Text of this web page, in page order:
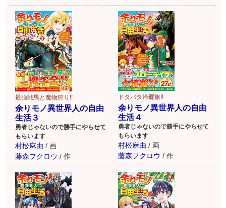
最強戦馬と魔物狩り!!
余りモノ異世界人の自由
生活３
勇者じゃないので勝手にやらせて
もらいます
村松麻由 / 画
藤森フクロウ / 作
ドタバタ帰郷旅!!
余りモノ異世界人の自由
生活４
勇者じゃないので勝手にやらせて
もらいます
村松麻由 / 画
藤森フクロウ / 作